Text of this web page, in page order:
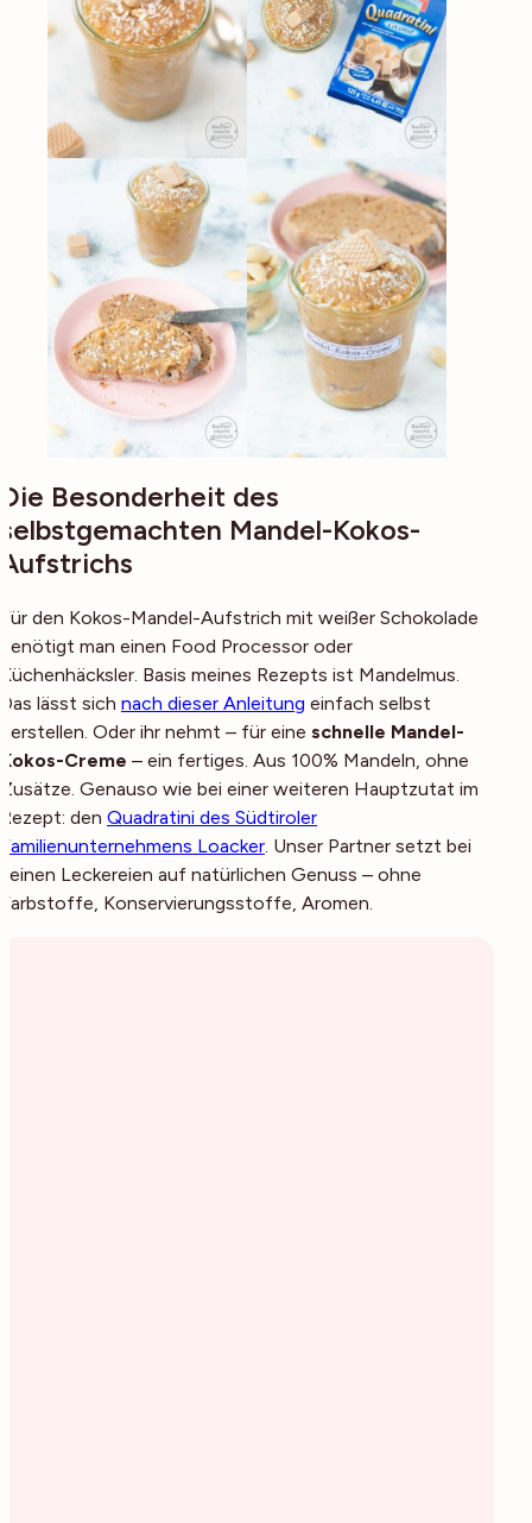
Die Besonderheit des
selbstgemachten Mandel-Kokos-
Aufstrichs
Für den Kokos-Mandel-Aufstrich mit weißer Schokolade
benötigt man einen Food Processor oder
Küchenhäcksler. Basis meines Rezepts ist Mandelmus.
Das lässt sich nach dieser Anleitung einfach selbst
herstellen. Oder ihr nehmt – für eine schnelle Mandel-
Kokos-Creme – ein fertiges. Aus 100% Mandeln, ohne
Zusätze. Genauso wie bei einer weiteren Hauptzutat im
Rezept: den Quadratini des Südtiroler
Familienunternehmens Loacker. Unser Partner setzt bei
seinen Leckereien auf natürlichen Genuss – ohne
Farbstoffe, Konservierungsstoffe, Aromen.